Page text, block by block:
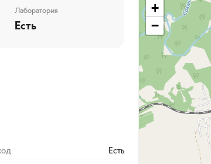
Лаборатория
Есть
Есть
+
−